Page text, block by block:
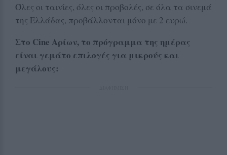
Όλες οι ταινίες, όλες οι προβολές, σε όλα τα σινεμά
της Ελλάδας, προβάλλονται μόνο με 2 ευρώ.
Στο Cine Αρίων, το πρόγραμμα της ημέρας
είναι γεμάτο επιλογές για μικρούς και
μεγάλους: